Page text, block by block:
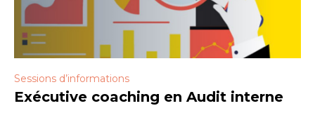
Sessions d’informations
Exécutive coaching en Audit interne